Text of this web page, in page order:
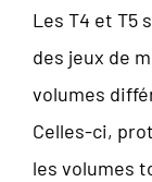
Les T4 et T5
des jeux de
volumes
Celles-ci,
les volumes